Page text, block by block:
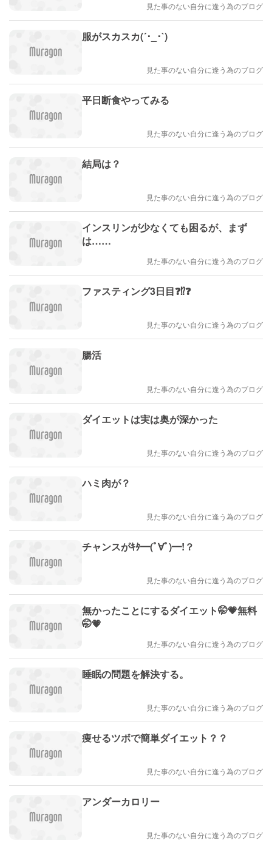
見た事のない自分に逢う為のブログ
服がスカスカ(´･_･`)
見た事のない自分に逢う為のブログ
平日断食やってみる
見た事のない自分に逢う為のブログ
結局は？
見た事のない自分に逢う為のブログ
インスリンが少なくても困るが、まず
は……
見た事のない自分に逢う為のブログ
ファスティング3日目❓⁉️❓
見た事のない自分に逢う為のブログ
腸活
見た事のない自分に逢う為のブログ
ダイエットは実は奥が深かった
見た事のない自分に逢う為のブログ
ハミ肉が？
見た事のない自分に逢う為のブログ
チャンスがｷﾀ━(ﾟ∀ﾟ)━!？
見た事のない自分に逢う為のブログ
無かったことにするダイエット🤭💗無料
🤭💗
見た事のない自分に逢う為のブログ
睡眠の問題を解決する。
見た事のない自分に逢う為のブログ
痩せるツボで簡単ダイエット？？
見た事のない自分に逢う為のブログ
アンダーカロリー
見た事のない自分に逢う為のブログ